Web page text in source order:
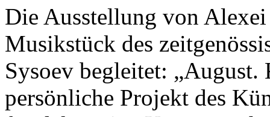
Die Ausstellung von
Musikstück des
Sysoev begleitet: „August.
persönliche Projekt des